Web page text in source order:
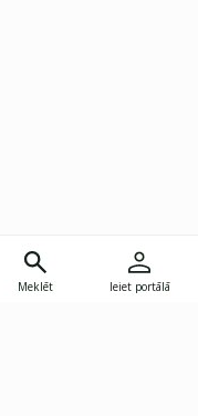
Meklēt Ieiet portālā